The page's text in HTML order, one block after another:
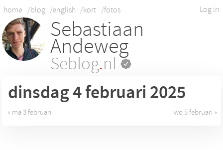
Log in
home /blog /english /kort /fotos
Sebastiaan
Andeweg
Seblog.nl
dinsdag 4februari 2025
« ma 3 februari wo 5 februari »